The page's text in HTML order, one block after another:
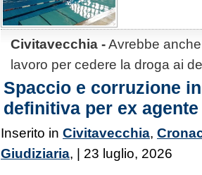
Civitavecchia -Avrebbe
lavoro per cedere la droga ai
Spaccio e corruzione
definitiva per ex
Inserito in Civitavecchia,
Giudiziaria, | 23 luglio, 2026